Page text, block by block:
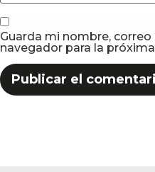
Guarda mi nombre,
navegador para la